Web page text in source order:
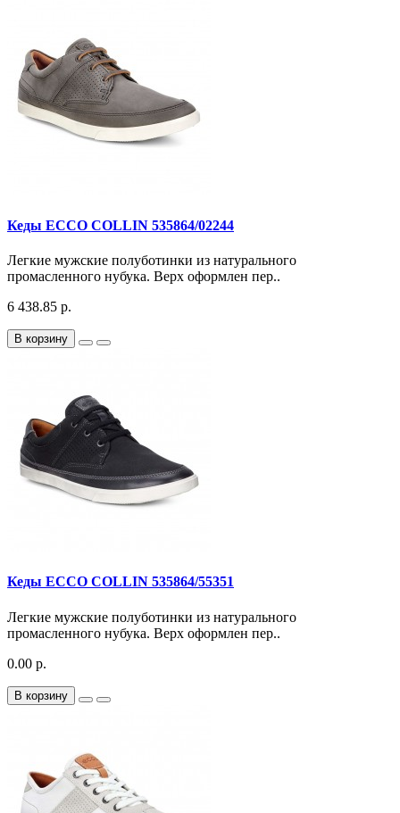
Кеды ECCO COLLIN 535864/02244
Легкие мужские полуботинки из натурального
промасленного нубука. Верх оформлен пер..
6 438.85 р.
В корзину
Кеды ECCO COLLIN 535864/55351
Легкие мужские полуботинки из натурального
промасленного нубука. Верх оформлен пер..
0.00 р.
В корзину